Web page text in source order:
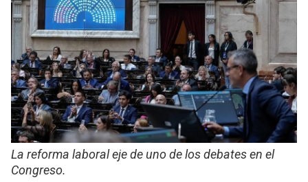
La reforma laboral eje de uno de los debates en el
Congreso.